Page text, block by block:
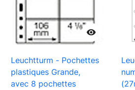

Leuchtturm - Pochettes
plastiques Grande,
avec 8 pochettes